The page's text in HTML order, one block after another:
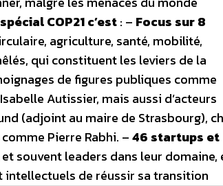
COP21 c’est: – Focus sur 8
agriculture, santé, mobilité,
qui constituent les leviers de la
de figures publiques comme
Autissier, mais aussi d’acteurs
(adjoint au maire de Strasbourg),
Pierre Rabhi. –46 startups et
souvent leaders dans leur domaine,
intellectuels de réussir sa transition